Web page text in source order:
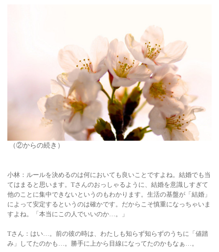
（②からの続き）
小林：ルールを決めるのは何においても良いことですよね。結婚でも当
てはまると思います。Tさんのおっしゃるように、結婚を意識しすぎて
他のことに集中できないというのもわかります。生活の基盤が「結婚」
によって安定するというのは確かです。だからこそ慎重になっちゃいま
すよね。「本当にこの人でいいのか…。」
Tさん ：はい…。前の彼の時は、わたしも知らず知らずのうちに「値踏
み」してたのかも…。勝手に上から目線になってたのかもなぁ…。